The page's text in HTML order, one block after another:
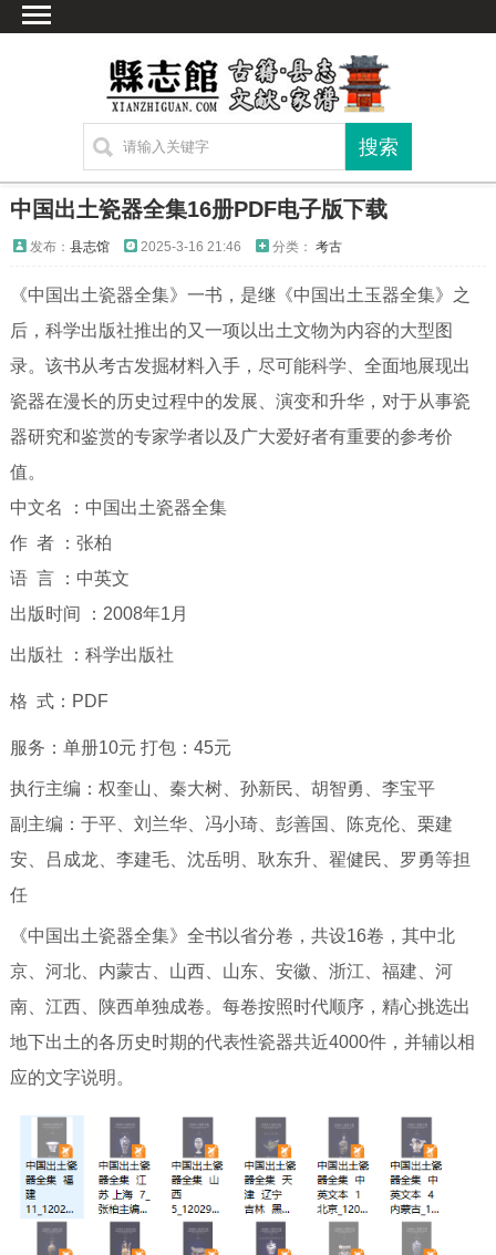
方志
新编方志
联系方式
网站声明
中国出土瓷器全集16册PDF电子版下载
发布： 县志馆 2025-3-16 21:46 分类： 考古
《中国出土瓷器全集》一书，是继《中国出土玉器全集》之
后，科学出版社推出的又一项以出土文物为内容的大型图
录。该书从考古发掘材料入手，尽可能科学、全面地展现出
瓷器在漫长的历史过程中的发展、演变和升华，对于从事瓷
器研究和鉴赏的专家学者以及广大爱好者有重要的参考价
值。
中文名 ：中国出土瓷器全集
作 者 ：张柏
语 言 ：中英文
出版时间 ：2008年1月
出版社 ：科学出版社
格 式：PDF
服务：单册10元 打包：45元
执行主编：权奎山、秦大树、孙新民、胡智勇、李宝平
副主编：于平、刘兰华、冯小琦、彭善国、陈克伦、栗建
安、吕成龙、李建毛、沈岳明、耿东升、翟健民、罗勇等担
任
《中国出土瓷器全集》全书以省分卷，共设16卷，其中北
京、河北、内蒙古、山西、山东、安徽、浙江、福建、河
南、江西、陕西单独成卷。每卷按照时代顺序，精心挑选出
地下出土的各历史时期的代表性瓷器共近4000件，并辅以相
应的文字说明。